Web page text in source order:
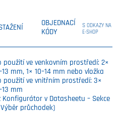
OBJEDNACÍ
KÓDY
S ODKAZY NA
E-SHOP
použití ve venkovním prostředí: 2×
mm, 1× 10–14 mm nebo vložka
použití ve vnitřním prostředí: 3×
mm
Konfigurátor v Datasheetu – Sekce
Výběr průchodek)